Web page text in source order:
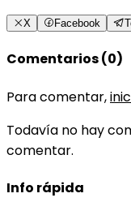
X Facebook
Comentarios (0)
Para comentar,
Todavía no hay
comentar.
Info rápida